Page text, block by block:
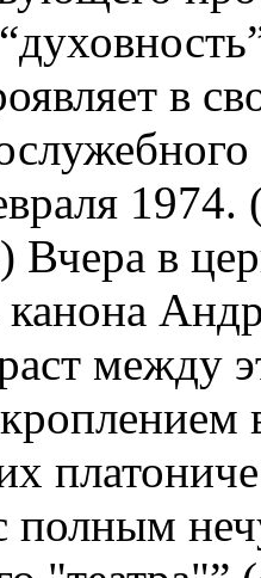
в
1974.
в
канона
между